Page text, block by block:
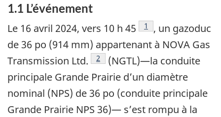
1.1 L’événement
Le 16 avril 2024, vers 10 h 45 1
, un gazoduc
de 36 po (914 mm) appartenant à NOVA Gas
Transmission Ltd.
2
(NGTL)—la conduite
principale Grande Prairie d’un diamètre
nominal (NPS) de 36 po (conduite principale
Grande Prairie NPS 36)— s’est rompu à la